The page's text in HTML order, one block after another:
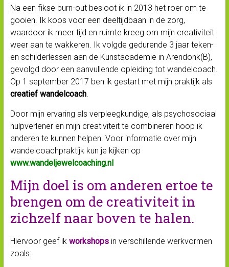
Na een fikse burn-out besloot ik in 2013 het roer om te
gooien. Ik koos voor een deeltijdbaan in de zorg,
waardoor ik meer tijd en ruimte kreeg om mijn creativiteit
weer aan te wakkeren.
Ik volgde gedurende 3 jaar teken-
en schilderlessen aan de Kunstacademie in Arendonk(B),
gevolgd door een aanvullende opleiding tot wandelcoach.
Op 1 september 2017 ben ik gestart met mijn praktijk als
creatief wandelcoach.
Door mijn ervaring als verpleegkundige, als psychosociaal
hulpverlener en mijn creativiteit te combineren hoop ik
anderen te kunnen helpen. Voor informatie over mijn
wandelcoachpraktijk kun je kijken op
www.wandeljewelcoaching.nl
Mijn doel is om anderen ertoe te
brengen om de creativiteit in
zichzelf naar boven te halen.
Hiervoor geef ik workshopsin verschillende werkvormen
zoals: